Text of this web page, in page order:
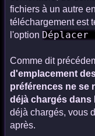
fichiers à un autre
téléchargement est
l'option
Comme dit
d'emplacement
préférences ne se
déjà chargés dans
déjà chargés, vous
après.